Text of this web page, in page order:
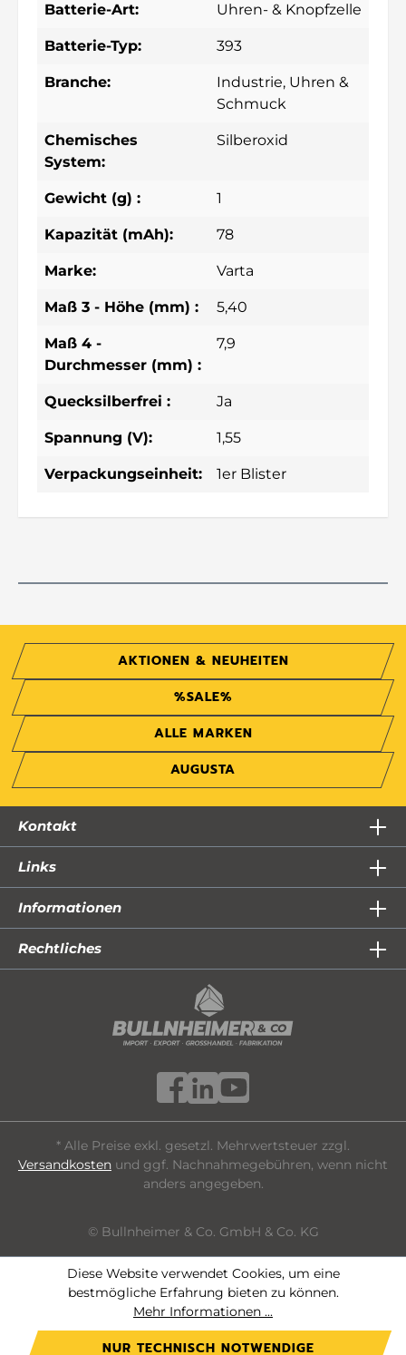
Batterie-Art: Uhren- & Knopfzelle
Batterie-Typ: 393
Branche: Industrie, Uhren &
Schmuck
Chemisches
System:
Silberoxid
Gewicht (g) : 1
Kapazität (mAh): 78
Marke: Varta
Maß 3 - Höhe (mm) : 5,40
Maß 4 -
Durchmesser (mm) :
7,9
Quecksilberfrei : Ja
Spannung (V): 1,55
Verpackungseinheit: 1er Blister
AKTIONEN & NEUHEITEN
%SALE%
ALLE MARKEN
AUGUSTA
Kontakt
Links
Informationen
Rechtliches
* Alle Preise exkl. gesetzl. Mehrwertsteuer zzgl.
Versandkosten und ggf. Nachnahmegebühren, wenn nicht
anders angegeben.
© Bullnheimer & Co. GmbH & Co. KG
Diese Website verwendet Cookies, um eine
bestmögliche Erfahrung bieten zu können.
Mehr Informationen ...
NUR TECHNISCH NOTWENDIGE